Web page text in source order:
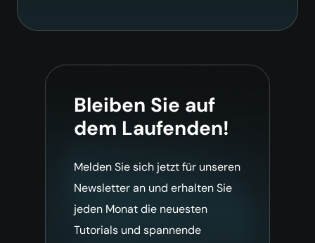
Bleiben Sie auf
dem Laufenden!
Melden Sie sich jetzt für unseren
Newsletter an und erhalten Sie
jeden Monat die neuesten
Tutorials und spannende